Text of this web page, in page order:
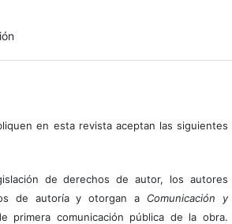
en esta revista aceptan las siguientes
de derechos de autor, los autores
de autoría y otorgan a Comunicación y
primera comunicación pública de la obra.